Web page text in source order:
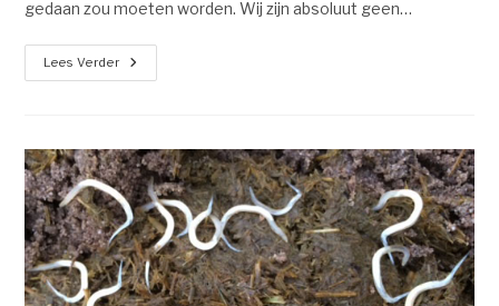
gedaan zou moeten worden. Wij zijn absoluut geen…
Lees Verder